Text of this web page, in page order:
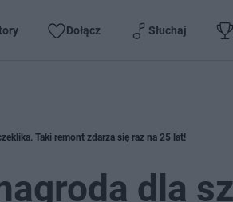
Dołącz Słuchaj
Taki remont zdarza się raz na 25 lat!
dla